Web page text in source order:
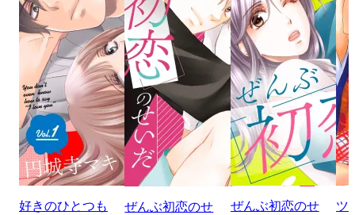
好きのひとつも
ぜんぶ初恋のせ
ぜんぶ初恋のせ
ツ